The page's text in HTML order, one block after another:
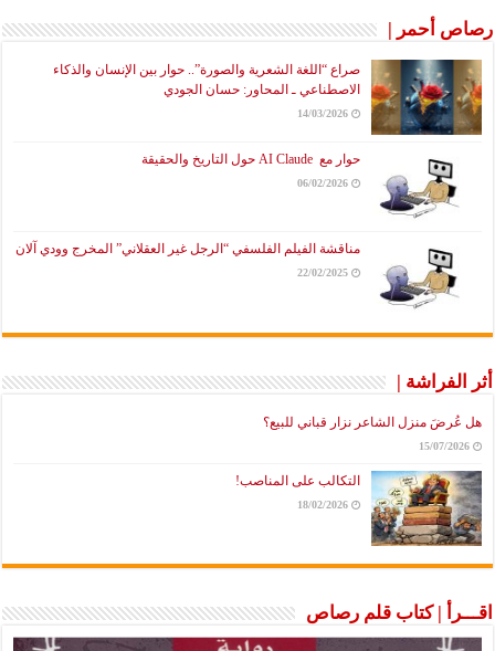
رصاص أحمر |
صراع “اللغة الشعرية والصورة”.. حوار بين الإنسان والذكاء
الاصطناعي ـ المحاور: حسان الجودي
14/03/2026
حوار مع AI Claude حول التاريخ والحقيقة
06/02/2026
مناقشة الفيلم الفلسفي “الرجل غير العقلاني” المخرج وودي آلان
22/02/2025
أثر الفراشة |
هل عُرضَ منزل الشاعر نزار قباني للبيع؟
15/07/2026
التكالب على المناصب!
18/02/2026
اقـــرأ | كتاب قلم رصاص